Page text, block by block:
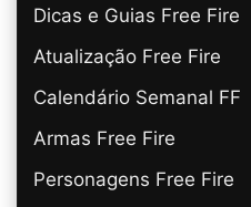
Dicas e Guias Free Fire
Atualização Free Fire
Calendário Semanal FF
Armas Free Fire
Personagens Free Fire